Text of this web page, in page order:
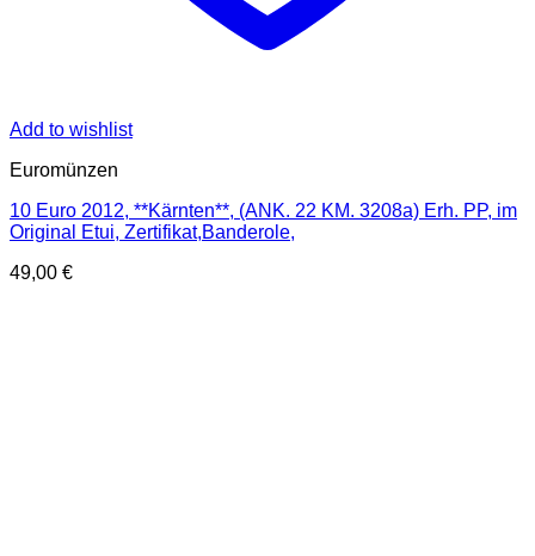
Add to wishlist
Euromünzen
10 Euro 2012, **Kärnten**, (ANK. 22 KM. 3208a) Erh. PP, im
Original Etui, Zertifikat,Banderole,
49,00 €